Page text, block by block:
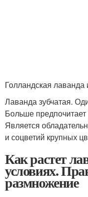
Голландская
Лаванда зубчатая.
Больше
Является
и соцветий крупных
Как растет
условиях.
размножение